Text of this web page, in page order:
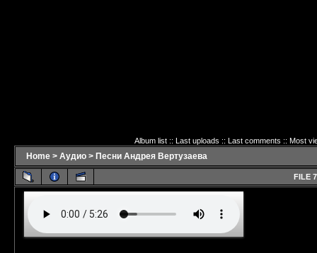
Album list:: Last uploads :: Last comments :: Most
Home > Аудио > Песни Андрея Вертузаева
FILE